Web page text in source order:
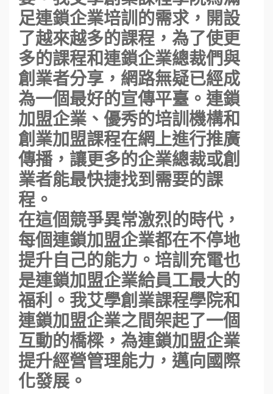
足連鎖企業培訓的需求，開設
了越來越多的課程，為了使更
多的課程和連鎖企業總裁們與
創業者分享，網路無疑已經成
為一個最好的宣傳平臺。連鎖
加盟企業、優秀的培訓機構和
創業加盟課程在網上進行推廣
傳播，讓更多的企業總裁或創
業者能最快捷找到需要的課
程。
在這個競爭異常激烈的時代，
每個連鎖加盟企業都在不停地
提升自己的能力。培訓充電也
是連鎖加盟企業給員工最大的
福利。我艾學創業課程學院和
連鎖加盟企業之間架起了一個
互動的橋樑，為連鎖加盟企業
提升經營管理能力，邁向國際
化發展。